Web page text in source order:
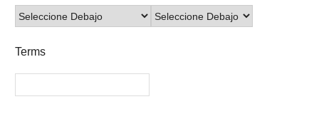
rows
in
por
un
campo
búsqueda
búsqueda
búsqueda
Búsqueda
Terms